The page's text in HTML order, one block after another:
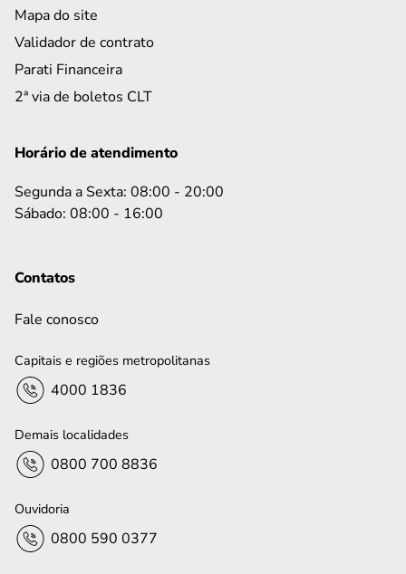
Mapa do site
Validador de contrato
Parati Financeira
2ª via de boletos CLT
Horário de atendimento
Segunda a Sexta: 08:00 - 20:00
Sábado: 08:00 - 16:00
Contatos
Fale conosco
Capitais e regiões metropolitanas
4000 1836
Demais localidades
0800 700 8836
Ouvidoria
0800 590 0377